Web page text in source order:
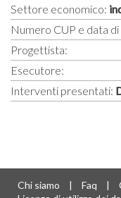
Settore economico:
Numero CUP e data
Progettista:
Esecutore:
Interventi presentati:
Chi siamo | Faq |